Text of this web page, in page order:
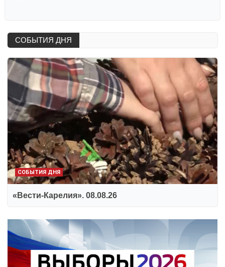
СОБЫТИЯ ДНЯ
СОБЫТИЯ ДНЯ
«Вести-Карелия». 08.08.26